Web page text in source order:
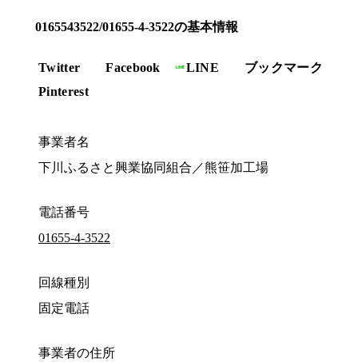
0165543522/01655-4-3522の基本情報
Twitter Facebook LINE
ブックマーク
Pinterest
事業者名
下川ふるさと興業協同組合／熊笹加工場
電話番号
01655-4-3522
回線種別
固定電話
事業者の住所